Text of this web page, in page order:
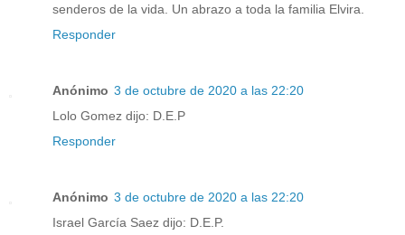
senderos de la vida. Un abrazo a toda la familia Elvira.
Responder
Anónimo 3 de octubre de 2020 a las 22:20
Lolo Gomez dijo: D.E.P
Responder
Anónimo 3 de octubre de 2020 a las 22:20
Israel García Saez dijo: D.E.P.